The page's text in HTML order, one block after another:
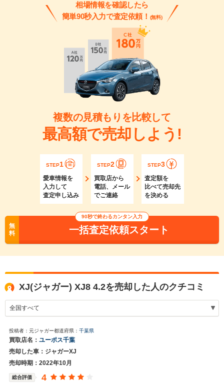
相場情報を確認したら
簡単90秒入力で査定依頼！ (無料)
複数の見積もりを比較して
最高額で売却しよう!
STEP1
愛車情報を
入力して
査定申し込み
STEP2
買取店から
電話、メール
でご連絡
STEP3
査定額を
比べて売却先
を決める
無
料
90秒で終わるカンタン入力
一括査定依頼スタート
XJ(ジャガー) XJ8 4.2を売却した人のクチコミ
投稿者：元ジャガー都道府県： 千葉県
買取店名： ユーポス千葉
売却した車：ジャガーXJ
売却時期：2022年10月
総合評価 4